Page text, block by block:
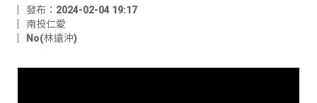
發布：2024-02-04 19:17
南投仁愛
No(林遠沖)